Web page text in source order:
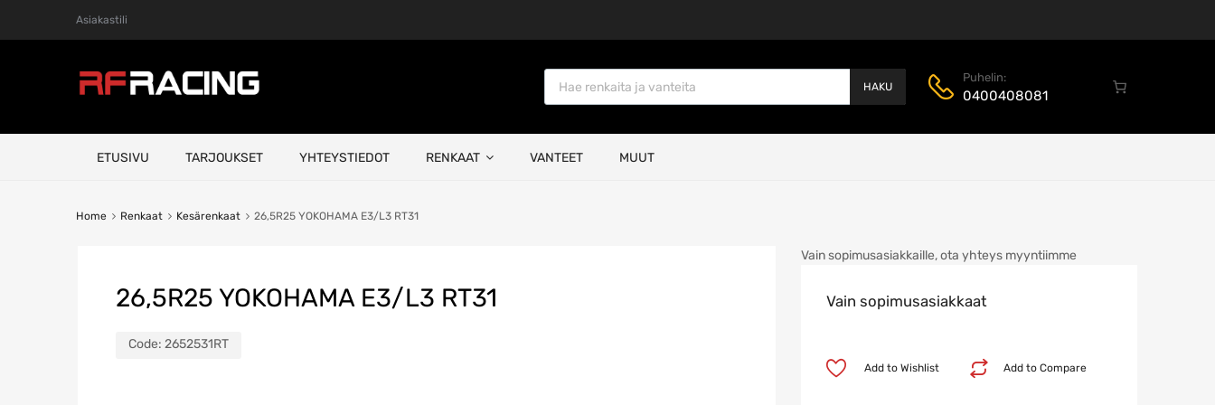
Asiakastili
Products search
HAKU
Puhelin:
0400408081
ETUSIVU TARJOUKSET YHTEYSTIEDOT RENKAAT VANTEET MUUT
Home Renkaat Kesärenkaat 26,5R25 YOKOHAMA E3/L3 RT31
26,5R25 YOKOHAMA E3/L3 RT31
Code: 2652531RT
Vain sopimusasiakkaille, ota yhteys myyntiimme
Vain sopimusasiakkaat
Add to Compare
Add to Wishlist